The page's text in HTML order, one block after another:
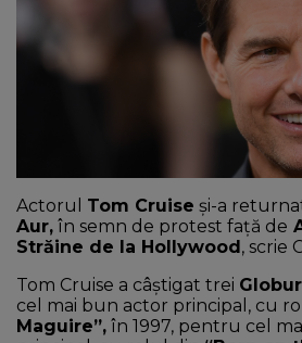
NEWS
Actorul Tom Cruise și-a
Aur, în semn de protest față de
Străine de la Hollywood, scrie
Tom Cruise a câștigat trei
cel mai bun actor principal, cu
Maguire”, în 1997, pentru cel